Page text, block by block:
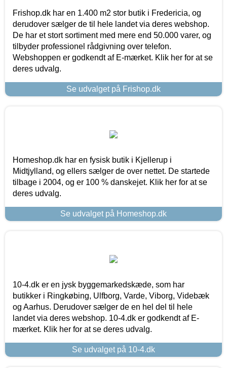
Frishop.dk har en 1.400 m2 stor butik i Fredericia, og
derudover sælger de til hele landet via deres webshop.
De har et stort sortiment med mere end 50.000 varer, og
tilbyder professionel rådgivning over telefon.
Webshoppen er godkendt af E-mærket. Klik her for at se
deres udvalg.
Se udvalget på Frishop.dk
Homeshop.dk har en fysisk butik i Kjellerup i
Midtjylland, og ellers sælger de over nettet. De startede
tilbage i 2004, og er 100 % danskejet. Klik her for at se
deres udvalg.
Se udvalget på Homeshop.dk
10-4.dk er en jysk byggemarkedskæde, som har
butikker i Ringkøbing, Ulfborg, Varde, Viborg, Videbæk
og Aarhus. Derudover sælger de en hel del til hele
landet via deres webshop. 10-4.dk er godkendt af E-
mærket. Klik her for at se deres udvalg.
Se udvalget på 10-4.dk